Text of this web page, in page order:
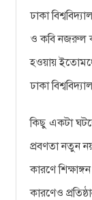
ঢাকা
ও কবি নজরুল
হওয়ায়
ঢাকা
কিছু একটা
প্রবণতা নতুন
কারণে
কারণেও